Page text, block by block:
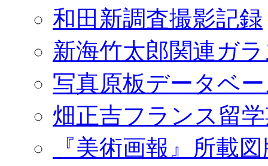
和田新調査撮影記録
新海竹太郎関連ガ
写真原板データベ
畑正吉フランス留
『美術画報』所載